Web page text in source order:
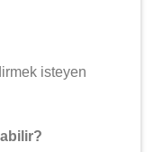
isteyen